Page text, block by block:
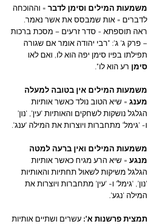
משמעות המילים וסימן לדבר = וההוכחה
לדברים = אות שמבסס את אשר נאמר.
ראה תוספתא - סדר זרעים – מסכת ברכות
– פרק ג' ג': "רבי יהודה אומר אם שגורה
תפילתו בפיו סימן יפה הוא לו, ואם לאו
סימן רע הוא לו".
משמעות המילים אין בטובה למעלה
מענג = שיא הטוב נולד כאשר אותיות
הגלגל נושקות לשחקים והאותיות 'עין', 'נון'
ו- 'גימל' מתחברות ויוצרות את המילה 'ענג'.
משמעות המילים ואין ברעה למטה
מנגע = שיא הרע מגיח כאשר אותיות
הגלגל משיקות לשאול תחתיות והאותיות
'נון', 'גימל' ו- 'עין' מתחברות ויוצרות את
המילה 'נגע'.
תמצית פרשנות א': עשרים ושתיים אותיות